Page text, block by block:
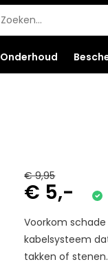
Onderhoud
€ 9,95
€ 5,-
Voorkom
kabelsysteem
takken of